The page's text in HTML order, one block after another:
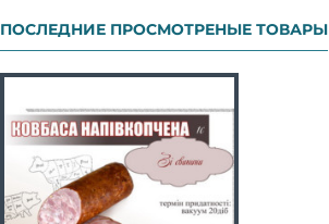
ПОСЛЕДНИЕ ПРОСМОТРЕНЫЕ ТОВАРЫ